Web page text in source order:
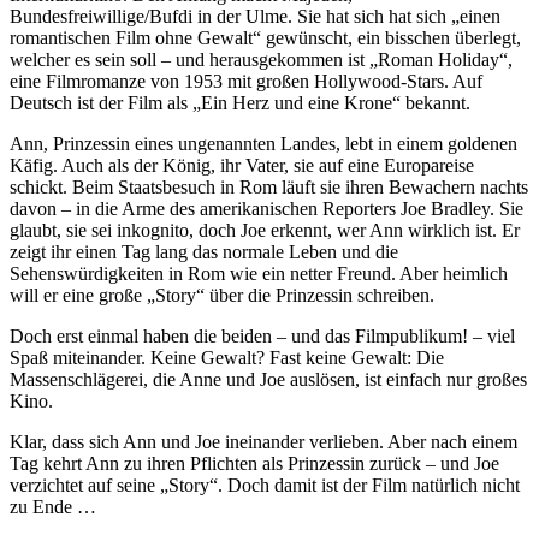
Bundesfreiwillige/Bufdi in der Ulme. Sie hat sich hat sich „einen
romantischen Film ohne Gewalt“ gewünscht, ein bisschen überlegt,
welcher es sein soll – und herausgekommen ist „Roman Holiday“,
eine Filmromanze von 1953 mit großen Hollywood-Stars. Auf
Deutsch ist der Film als „Ein Herz und eine Krone“ bekannt.
Ann, Prinzessin eines ungenannten Landes, lebt in einem goldenen
Käfig. Auch als der König, ihr Vater, sie auf eine Europareise
schickt. Beim Staatsbesuch in Rom läuft sie ihren Bewachern nachts
davon – in die Arme des amerikanischen Reporters Joe Bradley. Sie
glaubt, sie sei inkognito, doch Joe erkennt, wer Ann wirklich ist. Er
zeigt ihr einen Tag lang das normale Leben und die
Sehenswürdigkeiten in Rom wie ein netter Freund. Aber heimlich
will er eine große „Story“ über die Prinzessin schreiben.
Doch erst einmal haben die beiden – und das Filmpublikum! – viel
Spaß miteinander. Keine Gewalt? Fast keine Gewalt: Die
Massenschlägerei, die Anne und Joe auslösen, ist einfach nur großes
Kino.
Klar, dass sich Ann und Joe ineinander verlieben. Aber nach einem
Tag kehrt Ann zu ihren Pflichten als Prinzessin zurück – und Joe
verzichtet auf seine „Story“. Doch damit ist der Film natürlich nicht
zu Ende …